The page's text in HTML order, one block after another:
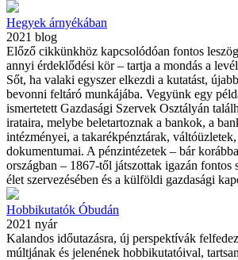
Hegyek árnyékában
2021 blog
Előző cikkünkhöz kapcsolódóan fontos
annyi érdeklődési kör – tartja a mondás a
Sőt, ha valaki egyszer elkezdi a kutatást,
bevonni feltáró munkájába. Vegyünk egy
ismertetett Gazdasági Szervek Osztályán
irataira, melybe beletartoznak a bankok, a
intézményei, a takarékpénztárak,
dokumentumai. A pénzintézetek – bár
országban – 1867-től játszottak igazán fontos
élet szervezésében és a külföldi gazdasági
Hobbikutatók Óbudán
2021 nyár
Kalandos időutazásra, új perspektívák
múltjának és jelenének hobbikutatóival,